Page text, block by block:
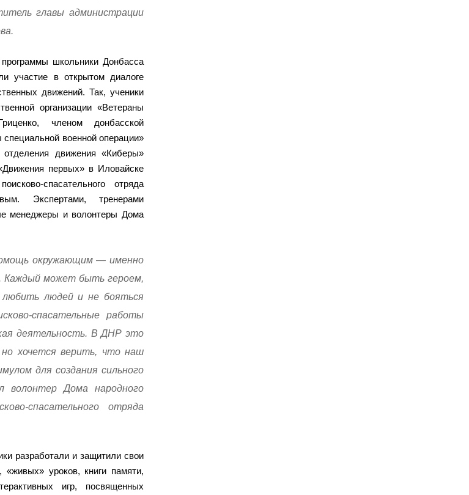
главы администрации
программы школьники Донбасса
участие в открытом диалоге
движений. Так, ученики
организации «Ветераны
членом донбасской
специальной военной операции»
движения «Киберы»
первых» в Иловайске
спасательного отряда
Экспертами, тренерами
менеджеры и волонтеры Дома
окружающим — именно
Каждый может быть героем,
людей и не бояться
спасательные работы
деятельность. В ДНР это
но хочется верить, что наш
для создания сильного
волонтер Дома народного
спасательного отряда
разработали и защитили свои
«живых» уроков, книги памяти,
игр, посвященных